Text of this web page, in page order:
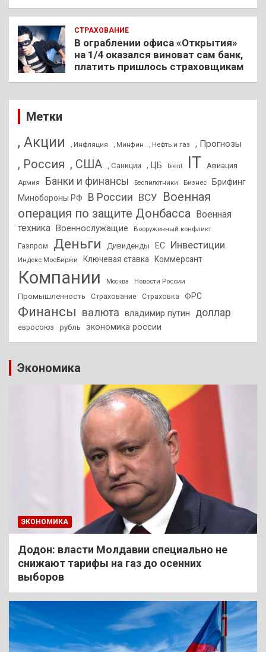
СТРАХОВАНИЕ
В ограблении офиса «Открытия»
на 1/4 оказался виноват сам банк,
платить пришлось страховщикам
Метки
, Акции , Инфляция , Минфин , Нефть и газ , Прогнозы
, Россия , США , Санкции , ЦБ brent IT Авиация
Армия Банки и финансы Беспилотники Бизнес
Брифинг
Минобороны РФ
В России ВСУ
Военная
операция по защите Донбасса
Военная
техника
Военнослужащие Вооруженный конфликт
Газпром Деньги Дивиденды ЕС Инвестиции
Индекс МосБиржи Ключевая ставка Коммерсант
Компании Москва Новости России
Промышленность Страхование Страховка ФРС
Финансы валюта владимир путин доллар
евросоюз рубль экономика россии
Экономика
ЭКОНОМИКА
Додон: власти Молдавии специально не
снижают тарифы на газ до осенних
выборов